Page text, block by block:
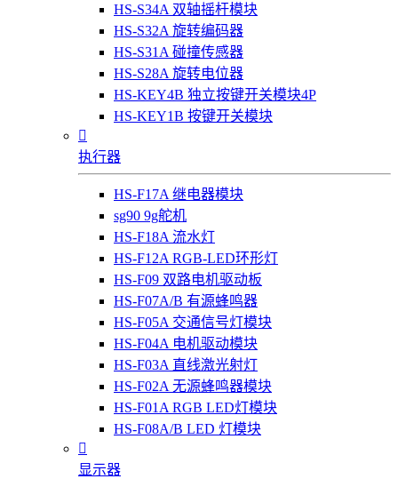
HS-S34A 双轴摇杆模块
HS-S32A 旋转编码器
HS-S31A 碰撞传感器
HS-S28A 旋转电位器
HS-KEY4B 独立按键开关模块4P
HS-KEY1B 按键开关模块

执行器
HS-F17A 继电器模块
sg90 9g舵机
HS-F18A 流水灯
HS-F12A RGB-LED环形灯
HS-F09 双路电机驱动板
HS-F07A/B 有源蜂鸣器
HS-F05A 交通信号灯模块
HS-F04A 电机驱动模块
HS-F03A 直线激光射灯
HS-F02A 无源蜂鸣器模块
HS-F01A RGB LED灯模块
HS-F08A/B LED 灯模块

显示器